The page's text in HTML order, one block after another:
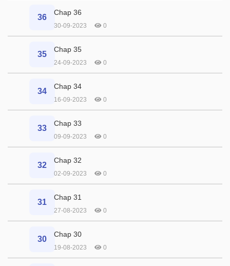
36
Chap 36
30-09-2023 0
35
Chap 35
24-09-2023 0
34
Chap 34
16-09-2023 0
33
Chap 33
09-09-2023 0
32
Chap 32
02-09-2023 0
31
Chap 31
27-08-2023 0
30
Chap 30
19-08-2023 0